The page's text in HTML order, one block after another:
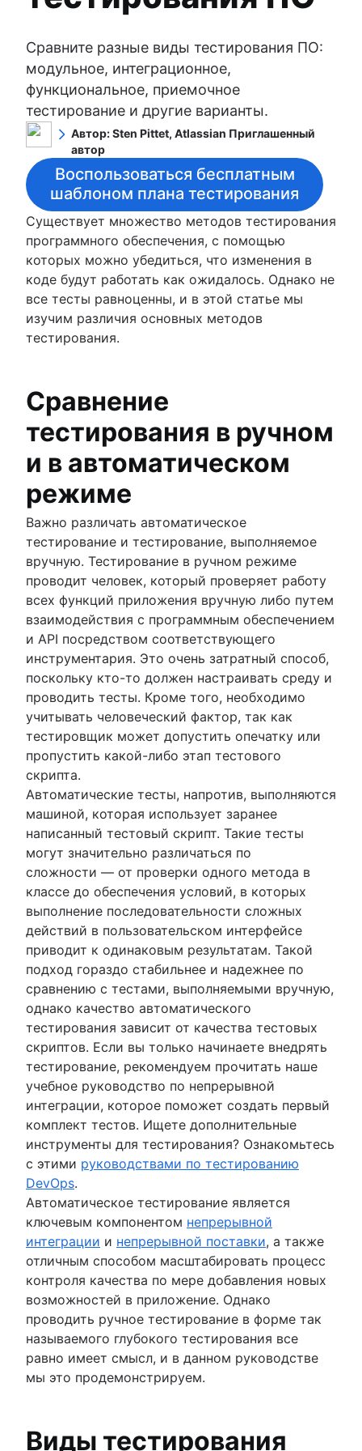
Построение карт потоков создания
Магистральная разработка
Пять советов по организации
с поддержкой непрерывной интеграции
Обзор
Различные виды тестирования ПО
Глубокое тестирование
Введение в покрытие кода
Непрерывное развертывание
Сравните разные виды тестирования ПО:
модульное, интеграционное,
функциональное, приемочное
тестирование и другие варианты.
Автор: Sten Pittet, Atlassian Приглашенный
автор
Я уже 10 лет работаю в сфере ПО, занимал
различные должности: от разработчика до
менеджера продукта. Проработав 5 лет в
Atlassian, где я участвовал в создании
инструментов разработки, теперь я пишу
статьи о разработке ПО. За пределами офиса
я работаю над тем, чтобы стать хорошим
отцом для своего потрясающего малыша.
Воспользоваться бесплатным
шаблоном плана тестирования
Существует множество методов тестирования
программного обеспечения, с помощью
которых можно убедиться, что изменения в
коде будут работать как ожидалось. Однако не
все тесты равноценны, и в этой статье мы
изучим различия основных методов
тестирования.
Сравнение
тестирования в ручном
и в автоматическом
режиме
Важно различать автоматическое
тестирование и тестирование, выполняемое
вручную. Тестирование в ручном режиме
проводит человек, который проверяет работу
всех функций приложения вручную либо путем
взаимодействия с программным обеспечением
и API посредством соответствующего
инструментария. Это очень затратный способ,
поскольку кто-то должен настраивать среду и
проводить тесты. Кроме того, необходимо
учитывать человеческий фактор, так как
тестировщик может допустить опечатку или
пропустить какой-либо этап тестового
скрипта.
Автоматические тесты, напротив, выполняются
машиной, которая использует заранее
написанный тестовый скрипт. Такие тесты
могут значительно различаться по
сложности — от проверки одного метода в
классе до обеспечения условий, в которых
выполнение последовательности сложных
действий в пользовательском интерфейсе
приводит к одинаковым результатам. Такой
подход гораздо стабильнее и надежнее по
сравнению с тестами, выполняемыми вручную,
однако качество автоматического
тестирования зависит от качества тестовых
скриптов. Если вы только начинаете внедрять
тестирование, рекомендуем прочитать наше
учебное руководство по непрерывной
интеграции, которое поможет создать первый
комплект тестов. Ищете дополнительные
инструменты для тестирования? Ознакомьтесь
с этими руководствами по тестированию
DevOps.
Автоматическое тестирование является
ключевым компонентом непрерывной
интеграции и непрерывной поставки, а также
отличным способом масштабировать процесс
контроля качества по мере добавления новых
возможностей в приложение. Однако
проводить ручное тестирование в форме так
называемого глубокого тестирования все
равно имеет смысл, и в данном руководстве
мы это продемонстрируем.
Виды тестирования